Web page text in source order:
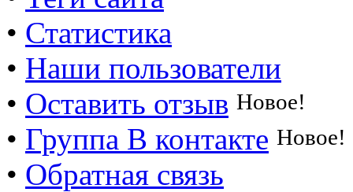
• Статистика
• Наши пользователи
• Оставить отзыв Новое!
• Группа В контакте Новое!
• Обратная связь